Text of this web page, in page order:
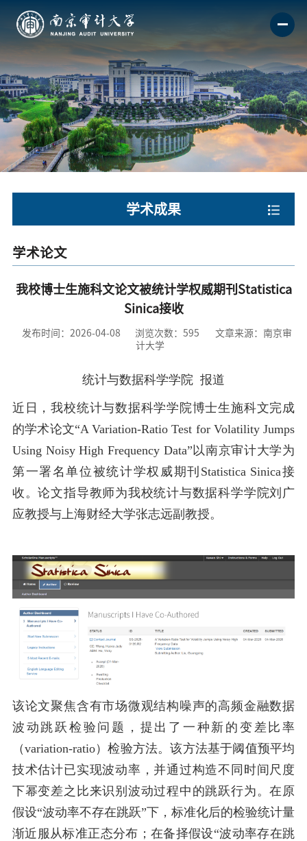
学术成果
学术论文
我校博士生施科文论文被统计学权威期刊Statistica
Sinica接收
发布时间：2026-04-08 浏览次数： 595
文章来源：南京审
计大学
统计与数据科学学院 报道
近日，我校统计与数据科学学院博士生施科文完成
的学术论文“A Variation-Ratio Test for Volatility Jumps
Using Noisy High Frequency Data”以南京审计大学为
第一署名单位被统计学权威期刊Statistica Sinica接
收。论文指导教师为我校统计与数据科学学院刘广
应教授与上海财经大学张志远副教授。
该论文聚焦含有市场微观结构噪声的高频金融数据
波动跳跃检验问题，提出了一种新的变差比率
（variation-ratio）检验方法。该方法基于阈值预平均
技术估计已实现波动率，并通过构造不同时间尺度
下幂变差之比来识别波动过程中的跳跃行为。在原
假设“波动率不存在跳跃”下，标准化后的检验统计量
渐近服从标准正态分布；在备择假设“波动率存在跳